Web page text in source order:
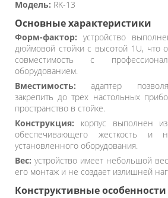
Модель: RK-13
Основные характеристики
Форм-фактор: устройство
дюймовой стойки с высотой 1U, что
совместимость с
оборудованием.
Вместимость: адаптер
закрепить до трех настольных
пространство в стойке.
Конструкция: корпус выполнен
обеспечивающего жесткость и
установленного оборудования.
Вес: устройство имеет небольшой
его монтаж и не создает излишней
Конструктивные особенности